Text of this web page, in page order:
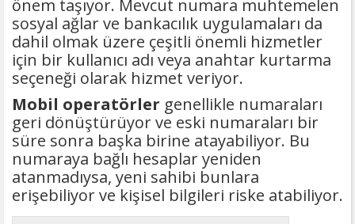
önem taşıyor. Mevcut numara muhtemelen
sosyal ağlar ve bankacılık uygulamaları da
dahil olmak üzere çeşitli önemli hizmetler
için bir kullanıcı adı veya anahtar kurtarma
seçeneği olarak hizmet veriyor.
Mobil operatörler genellikle numaraları
geri dönüştürüyor ve eski numaraları bir
süre sonra başka birine atayabiliyor. Bu
numaraya bağlı hesaplar yeniden
atanmadıysa, yeni sahibi bunlara
erişebiliyor ve kişisel bilgileri riske atabiliyor.